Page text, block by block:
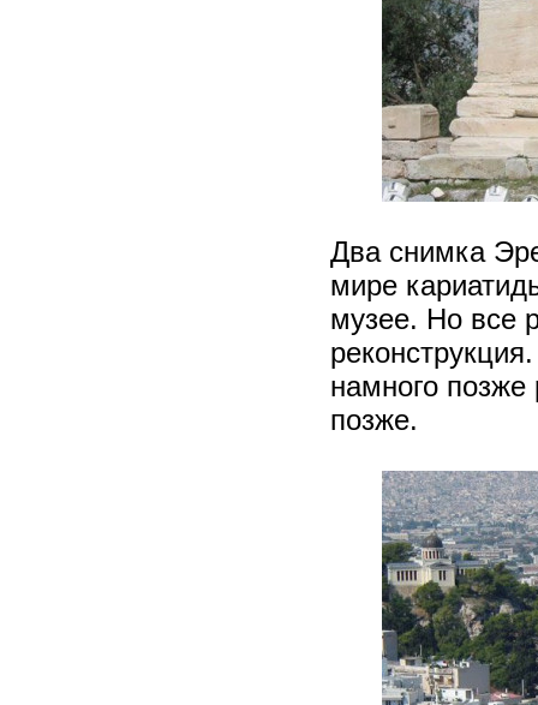
Два снимка
мире
музее. Но все
намного позже
позже.